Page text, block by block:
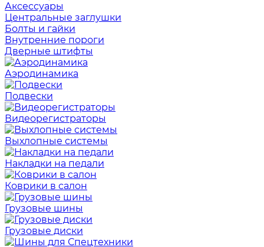
Аксессуары
Центральные заглушки
Болты и гайки
Внутренние пороги
Дверные штифты
Аэродинамика
Подвески
Видеорегистраторы
Выхлопные системы
Накладки на педали
Коврики в салон
Грузовые шины
Грузовые диски